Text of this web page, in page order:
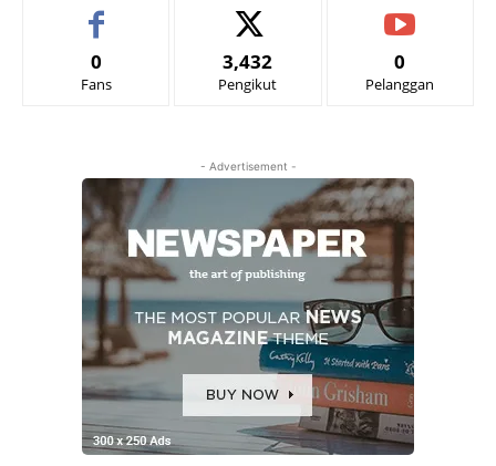
0
Fans
3,432
Pengikut
0
Pelanggan
- Advertisement -